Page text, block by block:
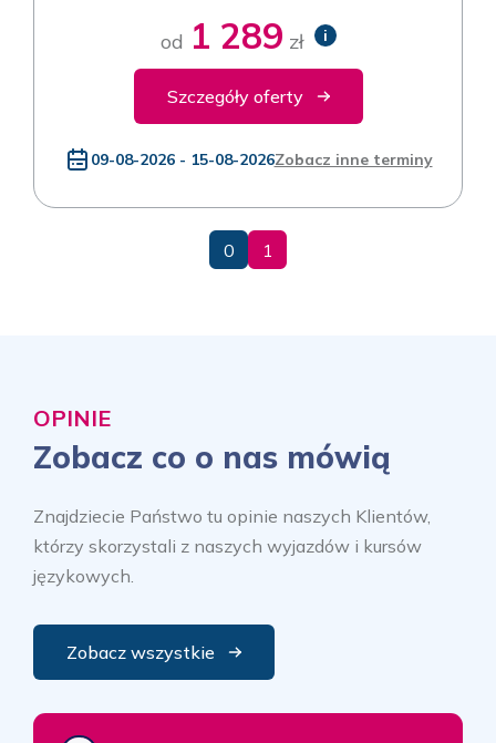
od 1 289 zł i
Szczegóły oferty
09-08-2026 - 15-08-2026Zobacz inne terminy
0 1
OPINIE
Zobacz co o nas mówią
Znajdziecie Państwo tu opinie naszych Klientów,
którzy skorzystali z naszych wyjazdów i kursów
językowych.
Zobacz wszystkie